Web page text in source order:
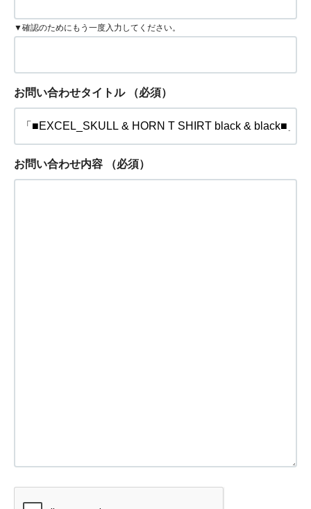
▼確認のためにもう一度入力してください。
お問い合わせタイトル （必須）
お問い合わせ内容 （必須）